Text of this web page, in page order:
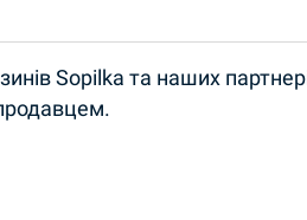
Sopilka та наших